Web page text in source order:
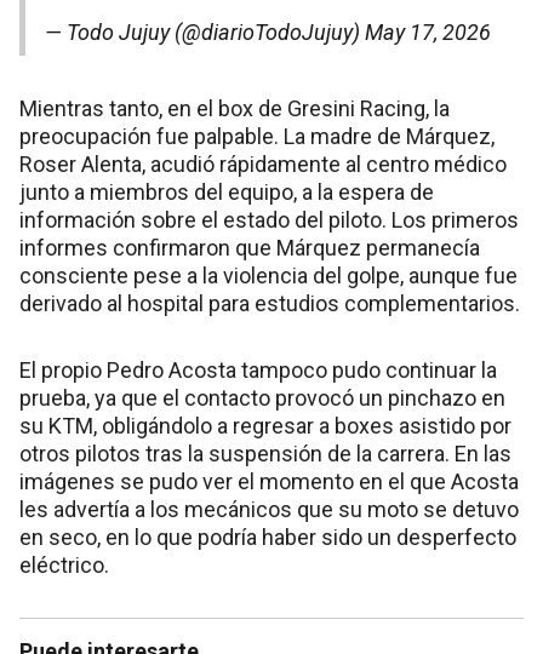
— Todo Jujuy (@diarioTodoJujuy) May 17, 2026
Mientras tanto, en el box de Gresini Racing, la
preocupación fue palpable. La madre de Márquez,
Roser Alenta, acudió rápidamente al centro médico
junto a miembros del equipo, a la espera de
información sobre el estado del piloto. Los primeros
informes confirmaron que Márquez permanecía
consciente pese a la violencia del golpe, aunque fue
derivado al hospital para estudios complementarios.
El propio Pedro Acosta tampoco pudo continuar la
prueba, ya que el contacto provocó un pinchazo en
su KTM, obligándolo a regresar a boxes asistido por
otros pilotos tras la suspensión de la carrera. En las
imágenes se pudo ver el momento en el que Acosta
les advertía a los mecánicos que su moto se detuvo
en seco, en lo que podría haber sido un desperfecto
eléctrico.